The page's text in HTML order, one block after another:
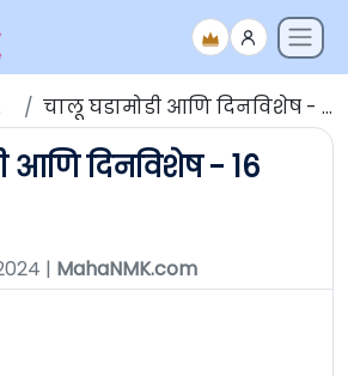
चालू घडामोडी आणि दिनविशेष - 16 मार्च 2024
आणि दिनविशेष - 16
| MahaNMK.com